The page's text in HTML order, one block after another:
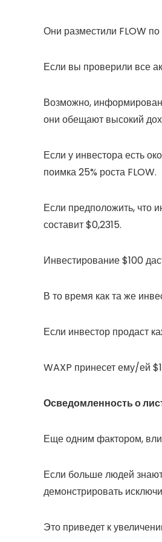
Они разместили FLOW по
Если вы проверили все
Возможно,
они обещают высокий
Если у инвестора есть
поимка 25% роста FLOW.
Если предположить, что
составит $0,2315.
Инвестирование $100
В то время как та же
Если инвестор продаст
WAXP принесет ему/ей
Осведомленность о
Еще одним фактором,
Если больше людей знают
демонстрировать
Это приведет к